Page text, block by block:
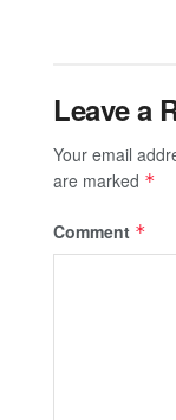
Leave a
Your email
are marked *
Comment *